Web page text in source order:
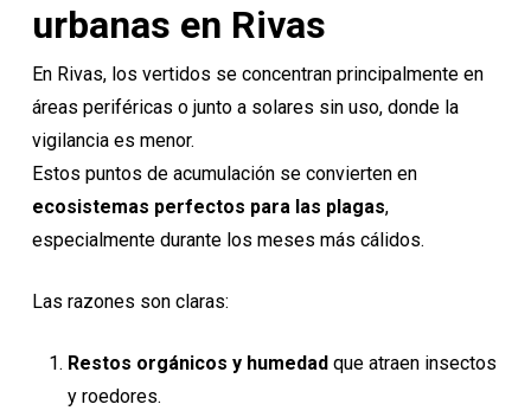
urbanas en Rivas
En Rivas, los vertidos se concentran principalmente en
áreas periféricas o junto a solares sin uso, donde la
vigilancia es menor.
Estos puntos de acumulación se convierten en
ecosistemas perfectos para las plagas,
especialmente durante los meses más cálidos.
Las razones son claras:
Restos orgánicos y humedadque atraen insectos
y roedores.